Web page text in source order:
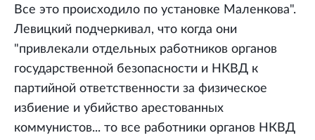
Все это происходило по установке Маленкова".
Левицкий подчеркивал, что когда они
"привлекали отдельных работников органов
государственной безопасности и НКВД к
партийной ответственности за физическое
избиение и убийство арестованных
коммунистов... то все работники органов НКВД